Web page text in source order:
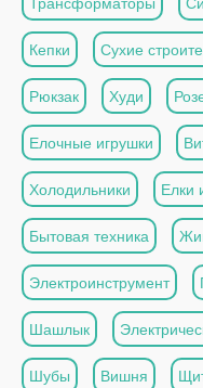
Кепки Сухие
Рюкзак Худи
Елочные игрушки
Холодильники Елки
Бытовая техника
Электроинструмент
Шашлык
Шубы Вишня